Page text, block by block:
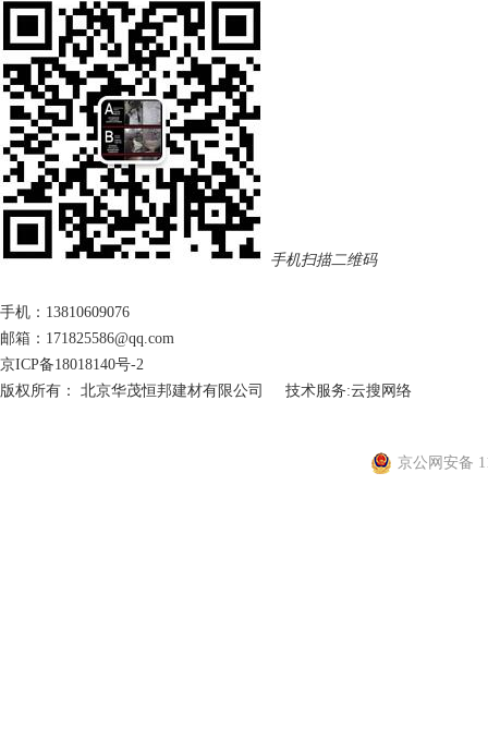
手机扫描二维码
手机：13810609076
邮箱：171825586@qq.com
京ICP备18018140号-2
版权所有： 北京华茂恒邦建材有限公司 技术服务:云搜网络
京公网安备